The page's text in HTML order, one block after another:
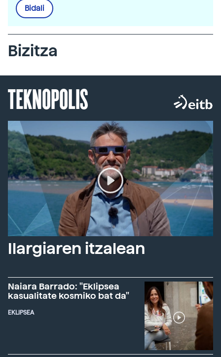
Bidali
Bizitza
TEKNOPOLIS
Ilargiaren itzalean
Naiara Barrado: "Eklipsea
kasualitate kosmiko bat da"
EKLIPSEA